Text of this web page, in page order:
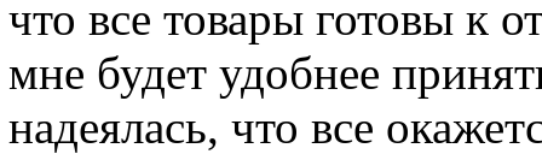
что все товары готовы к
мне будет удобнее
надеялась, что все